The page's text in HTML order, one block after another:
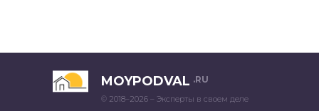
MOYPODVAL .RU
© 2018–2026 – Эксперты в своем деле